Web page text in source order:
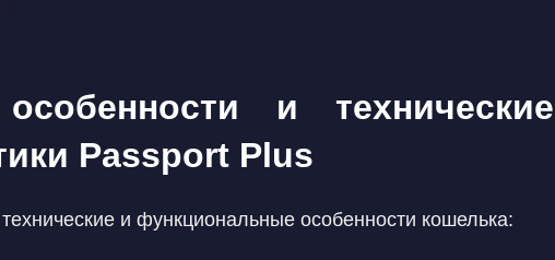
и технические
Passport Plus
и функциональные особенности кошелька: